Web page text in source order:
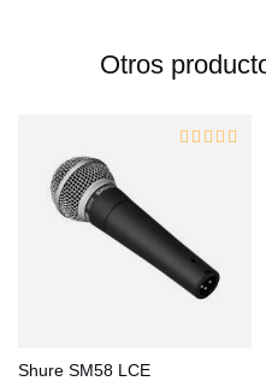
Otros
Shure SM58 LCE